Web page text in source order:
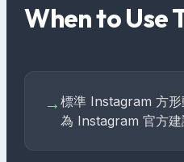
When to Use
→標準 Instagram 方
為 Instagram 官方建